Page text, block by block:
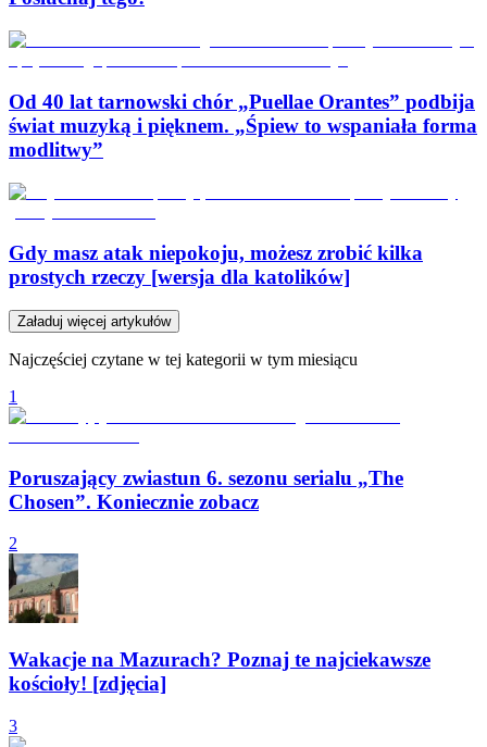
Od 40 lat tarnowski chór „Puellae Orantes” podbija
świat muzyką i pięknem. „Śpiew to wspaniała forma
modlitwy”
Gdy masz atak niepokoju, możesz zrobić kilka
prostych rzeczy [wersja dla katolików]
Załaduj więcej artykułów
Najczęściej czytane w tej kategorii w tym miesiącu
1
Poruszający zwiastun 6. sezonu serialu „The
Chosen”. Koniecznie zobacz
2
Wakacje na Mazurach? Poznaj te najciekawsze
kościoły! [zdjęcia]
3